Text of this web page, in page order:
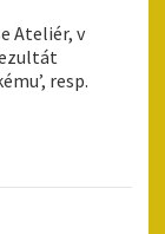
Ateliér, v
resp.